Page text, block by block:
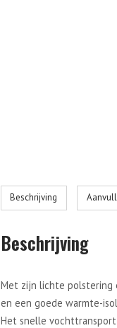
Beschrijving
Beschrijving
Met zijn lichte polstering
en een goede warmte-
Het snelle